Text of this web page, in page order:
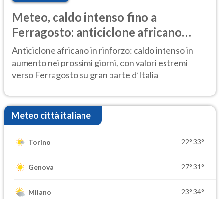
Meteo, caldo intenso fino a
Ferragosto: anticiclone africano
ancora protagonista
Anticiclone africano in rinforzo: caldo intenso in
aumento nei prossimi giorni, con valori estremi
verso Ferragosto su gran parte d’Italia
Meteo città italiane
Torino 22° 33°
Genova 27° 31°
Milano 23° 34°